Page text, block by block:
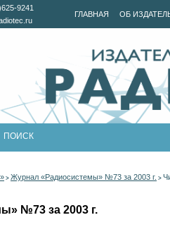
ГЛАВНАЯ ОБ
9241
> Журнал «Радиосистемы» №73 за 2003 г. >
№73 за 2003 г.